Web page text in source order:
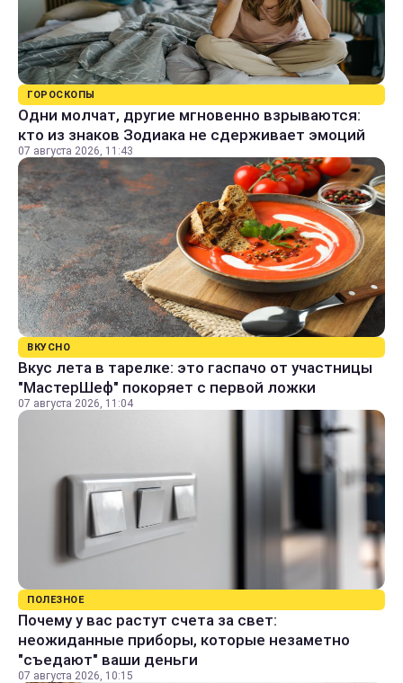
ГОРОСКОПЫ
Одни молчат, другие мгновенно взрываются:
кто из знаков Зодиака не сдерживает эмоций
07 августа 2026, 11:43
ВКУСНО
Вкус лета в тарелке: это гаспачо от участницы
"МастерШеф" покоряет с первой ложки
07 августа 2026, 11:04
ПОЛЕЗНОЕ
Почему у вас растут счета за свет:
неожиданные приборы, которые незаметно
"съедают" ваши деньги
07 августа 2026, 10:15